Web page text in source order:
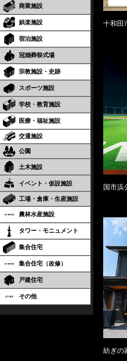
商業施設
娯楽施設
宿泊施設
冠婚葬祭式場
宗教施設・史跡
スポーツ施設
学校・教育施設
医療・福祉施設
交通施設
公園
土木施設
イベント・仮設施設
工場・倉庫・生産施設
農林水産施設
タワー・モニュメント
集合住宅
集合住宅（改修）
戸建住宅
その他
十和田
国市浜
紡ぎの